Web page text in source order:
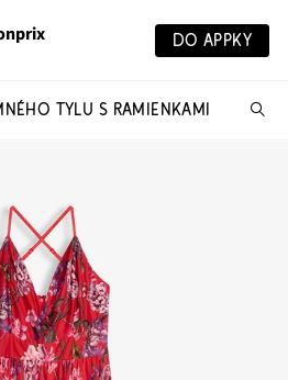
DO APPKY
TYLU S RAMIENKAMI